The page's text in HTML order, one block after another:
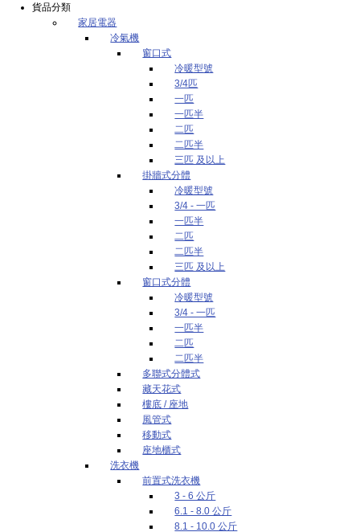
貨品分類
家居電器
冷氣機
窗口式
冷暖型號
3/4匹
一匹
一匹半
二匹
二匹半
三匹 及以上
掛牆式分體
冷暖型號
3/4 - 一匹
一匹半
二匹
二匹半
三匹 及以上
窗口式分體
冷暖型號
3/4 - 一匹
一匹半
二匹
二匹半
多聯式分體式
藏天花式
樓底 / 座地
風管式
移動式
座地櫃式
洗衣機
前置式洗衣機
3 - 6 公斤
6.1 - 8.0 公斤
8.1 - 10.0 公斤